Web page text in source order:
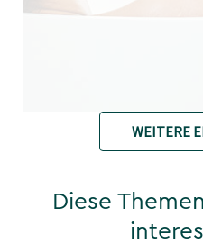
WEITERE
Diese